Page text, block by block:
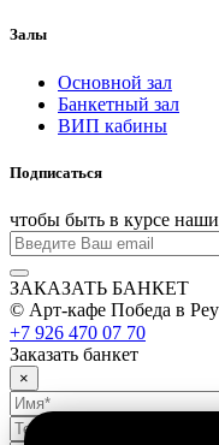
Залы
Основной зал
Банкетный зал
ВИП кабины
Подписаться
чтобы быть в курсе
ЗАКАЗАТЬ БАНКЕТ
© Арт-кафе Победа в
+7 926 470 07 70
Заказать банкет
×